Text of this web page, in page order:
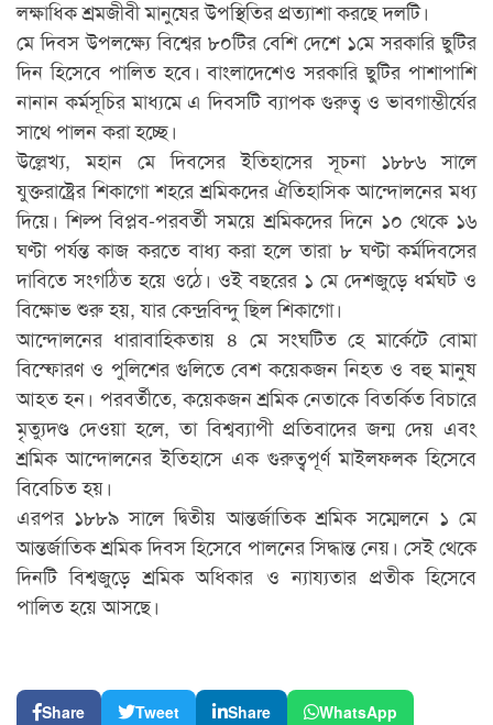
লক্ষাধিক শ্রমজীবী মানুষের উপস্থিতির প্রত্যাশা করছে দলটি।
মে দিবস উপলক্ষ্যে বিশ্বের ৮০টির বেশি দেশে ১মে সরকারি ছুটির
দিন হিসেবে পালিত হবে। বাংলাদেশেও সরকারি ছুটির পাশাপাশি
নানান কর্মসূচির মাধ্যমে এ দিবসটি ব্যাপক গুরুত্ব ও ভাবগাম্ভীর্যের
সাথে পালন করা হচ্ছে।
উল্লেখ্য, মহান মে দিবসের ইতিহাসের সূচনা ১৮৮৬ সালে
যুক্তরাষ্ট্রের শিকাগো শহরে শ্রমিকদের ঐতিহাসিক আন্দোলনের মধ্য
দিয়ে। শিল্প বিপ্লব-পরবর্তী সময়ে শ্রমিকদের দিনে ১০ থেকে ১৬
ঘণ্টা পর্যন্ত কাজ করতে বাধ্য করা হলে তারা ৮ ঘণ্টা কর্মদিবসের
দাবিতে সংগঠিত হয়ে ওঠে। ওই বছরের ১ মে দেশজুড়ে ধর্মঘট ও
বিক্ষোভ শুরু হয়, যার কেন্দ্রবিন্দু ছিল শিকাগো।
আন্দোলনের ধারাবাহিকতায় ৪ মে সংঘটিত হে মার্কেটে বোমা
বিস্ফোরণ ও পুলিশের গুলিতে বেশ কয়েকজন নিহত ও বহু মানুষ
আহত হন। পরবর্তীতে, কয়েকজন শ্রমিক নেতাকে বিতর্কিত বিচারে
মৃত্যুদণ্ড দেওয়া হলে, তা বিশ্বব্যাপী প্রতিবাদের জন্ম দেয় এবং
শ্রমিক আন্দোলনের ইতিহাসে এক গুরুত্বপূর্ণ মাইলফলক হিসেবে
বিবেচিত হয়।
এরপর ১৮৮৯ সালে দ্বিতীয় আন্তর্জাতিক শ্রমিক সম্মেলনে ১ মে
আন্তর্জাতিক শ্রমিক দিবস হিসেবে পালনের সিদ্ধান্ত নেয়। সেই থেকে
দিনটি বিশ্বজুড়ে শ্রমিক অধিকার ও ন্যায্যতার প্রতীক হিসেবে
পালিত হয়ে আসছে।
Share Tweet Share WhatsApp